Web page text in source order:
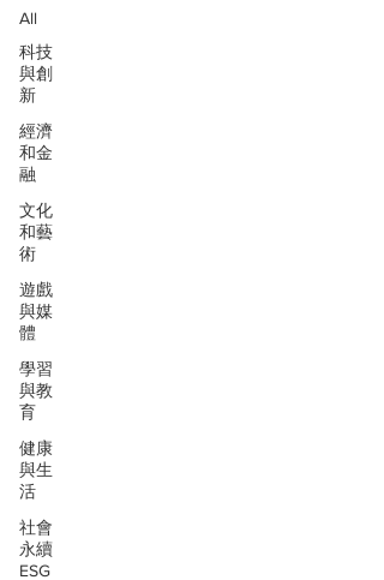
All
科技
與創
新
經濟
和金
融
文化
和藝
術
遊戲
與媒
體
學習
與教
育
健康
與生
活
社會
永續
ESG